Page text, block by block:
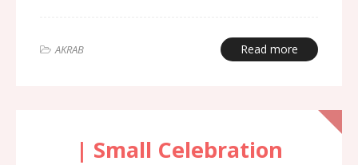
AKRAB Read more
| Small Celebration